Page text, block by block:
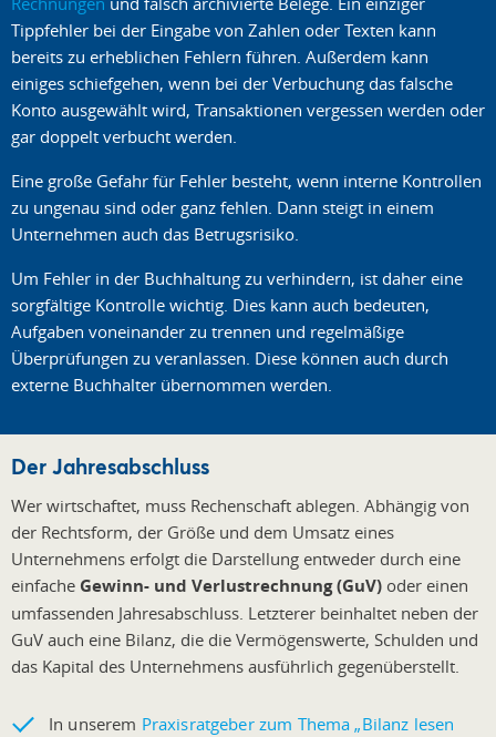
Tippfehler bei der Eingabe von Zahlen oder Texten kann
bereits zu erheblichen Fehlern führen. Außerdem kann
einiges schiefgehen, wenn bei der Verbuchung das falsche
Konto ausgewählt wird, Transaktionen vergessen werden oder
gar doppelt verbucht werden.
Eine große Gefahr für Fehler besteht, wenn interne Kontrollen
zu ungenau sind oder ganz fehlen. Dann steigt in einem
Unternehmen auch das Betrugsrisiko.
Um Fehler in der Buchhaltung zu verhindern, ist daher eine
sorgfältige Kontrolle wichtig. Dies kann auch bedeuten,
Aufgaben voneinander zu trennen und regelmäßige
Überprüfungen zu veranlassen. Diese können auch durch
externe Buchhalter übernommen werden.
Der Jahresabschluss
Wer wirtschaftet, muss Rechenschaft ablegen. Abhängig von
der Rechtsform, der Größe und dem Umsatz eines
Unternehmens erfolgt die Darstellung entweder durch eine
einfache Gewinn- und Verlustrechnung (GuV) oder einen
umfassenden Jahresabschluss. Letzterer beinhaltet neben der
GuV auch eine Bilanz, die die Vermögenswerte, Schulden und
das Kapital des Unternehmens ausführlich gegenüberstellt.
In unserem Praxisratgeber zum Thema „Bilanz lesen